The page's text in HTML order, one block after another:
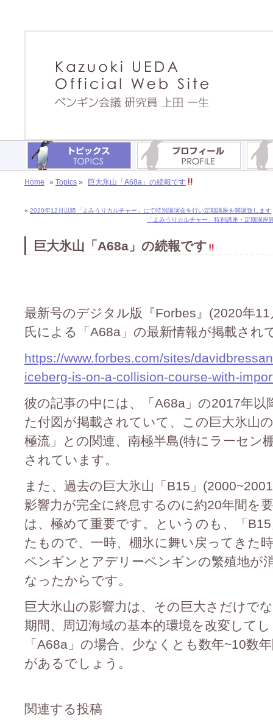
Home » Topics » 巨大氷山「A68a」の続報です
« 2020年12月以降「よみうりカルチャー」にて特別講演会を行い定期講座を開講致します
「よみうりカルチャー」特別講座・定期講
巨大氷山「A68a」の続報です
最新号のデジタル版『Forbes』(2020年
氏による「A68a」の最新情報が掲載され
https://www.forbes.com/sites/
iceberg-is-on-a-collision-course-with-
彼の記事の中には、「A68a」の2017年
た付図が掲載されていて、この巨大氷山
極流」との関連、南極半島(特にラーセン
されています。
また、過去の巨大氷山「B15」
影響力が完全に終息するのに約20年間を
は、極めて重要です。というのも、「
たもので、一時、棚氷に舞い戻ってきた
ペンギンとアデリーペンギンの繁殖地が
なったからです。
巨大氷山の影響力は、その巨大さだけで
期間、周辺海域の基本的環境を改変して
「A68a」の場合、少なくとも数年~10数
があるでしょう。
関連する投稿